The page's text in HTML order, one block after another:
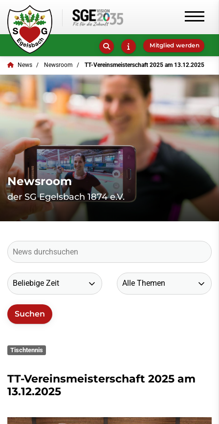
Mitglied werden
News Newsroom TT-Vereinsmeisterschaft 2025 am 13.12.2025
Newsroom
der SG Egelsbach 1874 e.V.
Tischtennis
TT-Vereinsmeisterschaft 2025 am
13.12.2025